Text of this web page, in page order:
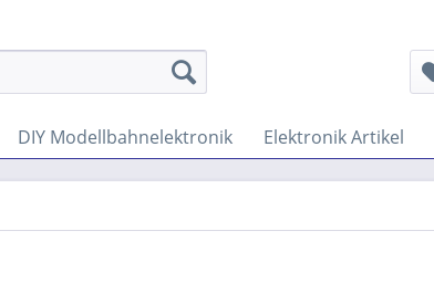
DIY Modellbahnelektronik Elektronik Artikel